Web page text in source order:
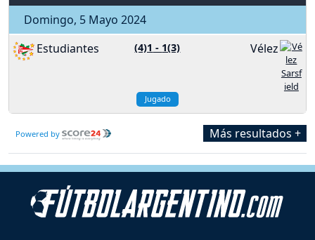
Domingo, 5 Mayo 2024
Estudiantes
(4)1 - 1(3) Vélez
Jugado
Powered by Más resultados +